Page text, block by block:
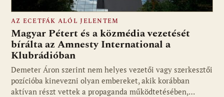
Fotó: media1.hu
AZ ECETFÁK ALÓL JELENTEM
Magyar Pétert és a közmédia vezetését
bírálta az Amnesty International a
Klubrádióban
Demeter Áron szerint nem helyes vezetői vagy szerkesztői
pozícióba kinevezni olyan embereket, akik korábban
aktívan részt vettek a propaganda működtetésében,…